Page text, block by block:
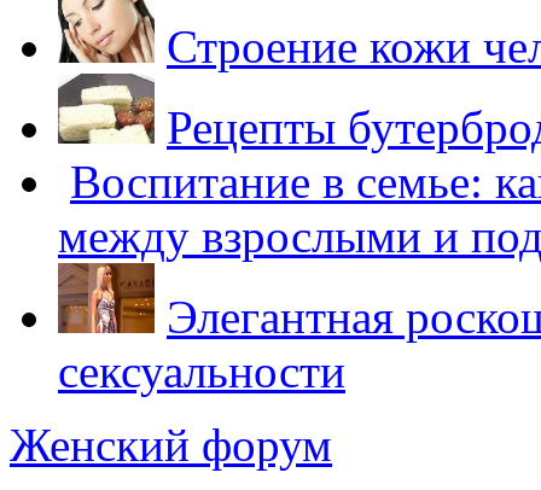
Строение кожи
Рецепты
Воспитание в семье:
между взрослыми и
Элегантная
сексуальности
Женский форум